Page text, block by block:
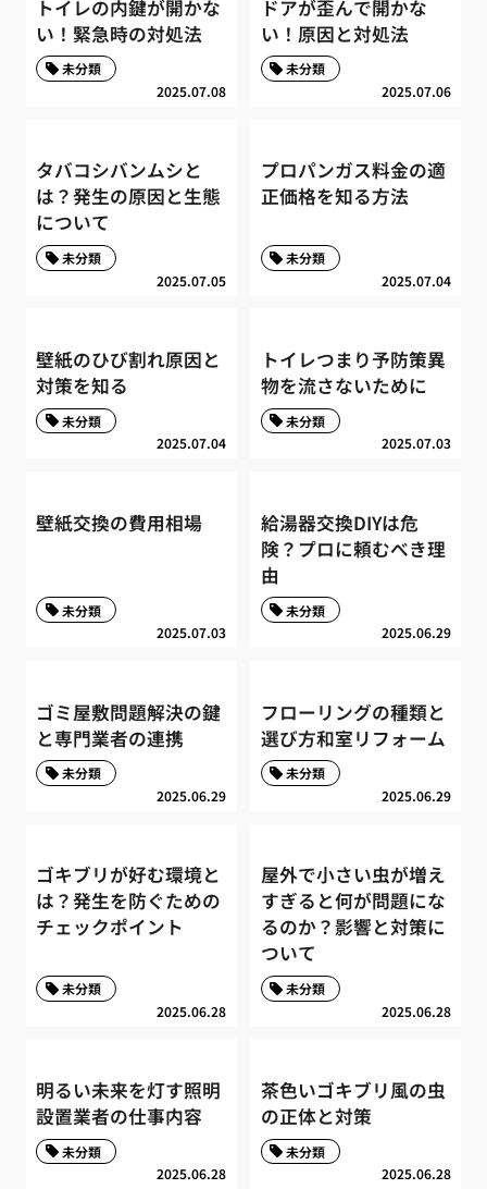
トイレの内鍵が開かな
い！緊急時の対処法
2025.07.08
未分類
ドアが歪んで開かな
い！原因と対処法
2025.07.06
未分類
タバコシバンムシと
は？発生の原因と生態
について
2025.07.05
未分類
プロパンガス料金の適
正価格を知る方法
2025.07.04
未分類
壁紙のひび割れ原因と
対策を知る
2025.07.04
未分類
トイレつまり予防策異
物を流さないために
2025.07.03
未分類
壁紙交換の費用相場
2025.07.03
未分類
給湯器交換DIYは危
険？プロに頼むべき理
由
2025.06.29
未分類
ゴミ屋敷問題解決の鍵
と専門業者の連携
2025.06.29
未分類
フローリングの種類と
選び方和室リフォーム
2025.06.29
未分類
ゴキブリが好む環境と
は？発生を防ぐための
チェックポイント
2025.06.28
未分類
屋外で小さい虫が増え
すぎると何が問題にな
るのか？影響と対策に
ついて
2025.06.28
未分類
明るい未来を灯す照明
設置業者の仕事内容
2025.06.28
未分類
茶色いゴキブリ風の虫
の正体と対策
2025.06.28
未分類